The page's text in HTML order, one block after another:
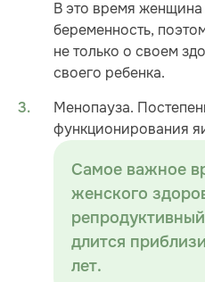
В это время
беременность,
не только о своем
своего ребенка.
Менопауза.
функционирования
Самое важное
женского
длится
лет.